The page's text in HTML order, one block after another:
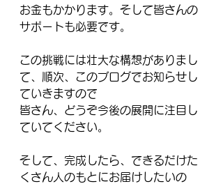
お金もかかります。そして皆さんの
サポートも必要です。
この挑戦には壮大な構想がありまし
て、順次、このブログでお知らせし
ていきますので
皆さん、どうぞ今後の展開に注目し
ていてください。
そして、完成したら、できるだけた
くさん人のもとにお届けしたいの